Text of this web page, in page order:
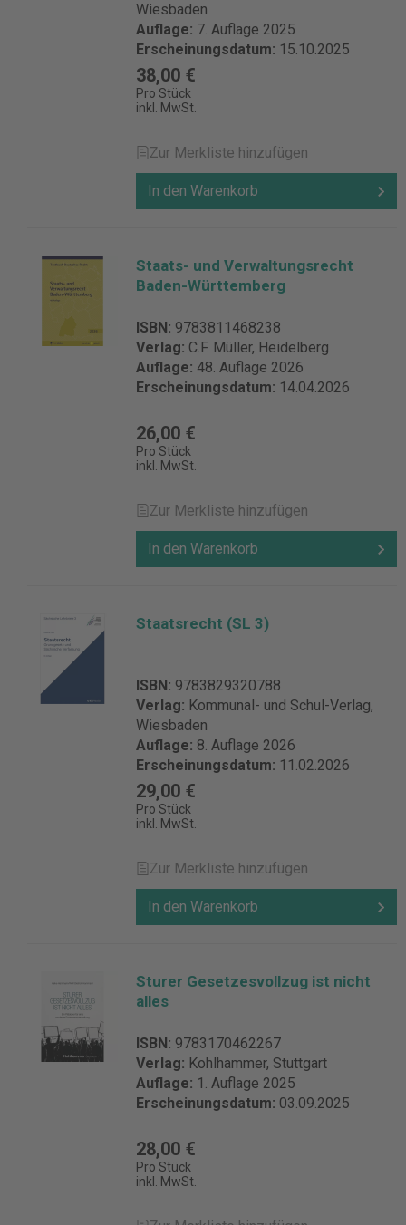
Wiesbaden
Auflage: 7. Auflage 2025
Erscheinungsdatum: 15.10.2025
38,00 €
Pro Stück
inkl. MwSt.
Zur Merkliste hinzufügen
In den Warenkorb
Staats- und Verwaltungsrecht
Baden-Württemberg
ISBN: 9783811468238
Verlag: C.F. Müller, Heidelberg
Auflage: 48. Auflage 2026
Erscheinungsdatum: 14.04.2026
26,00 €
Pro Stück
inkl. MwSt.
Zur Merkliste hinzufügen
In den Warenkorb
Staatsrecht (SL 3)
ISBN: 9783829320788
Verlag: Kommunal- und Schul-Verlag,
Wiesbaden
Auflage: 8. Auflage 2026
Erscheinungsdatum: 11.02.2026
29,00 €
Pro Stück
inkl. MwSt.
Zur Merkliste hinzufügen
In den Warenkorb
Sturer Gesetzesvollzug ist nicht
alles
ISBN: 9783170462267
Verlag: Kohlhammer, Stuttgart
Auflage: 1. Auflage 2025
Erscheinungsdatum: 03.09.2025
28,00 €
Pro Stück
inkl. MwSt.